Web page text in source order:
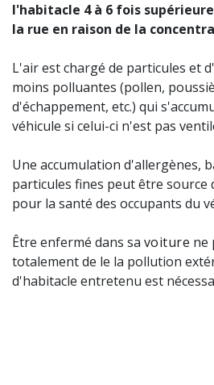
l'habitacle 4 à 6 fois
la rue en raison de la
L'air est chargé de particules et
moins polluantes (pollen,
d'échappement, etc.) qui
véhicule si celui-ci n'est pas
Une accumulation d'allergènes,
particules fines peut être source
pour la santé des occupants du
Être enfermé dans sa voiture ne
totalement de le la pollution
d'habitacle entretenu est